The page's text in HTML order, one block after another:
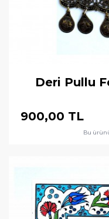
Deri Pullu
900,00 TL
Bu